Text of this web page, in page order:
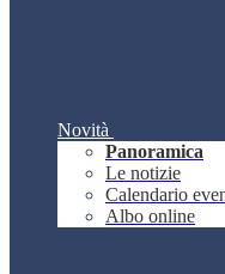
Novità
Panoramica
Le notizie
Calendario
Albo online